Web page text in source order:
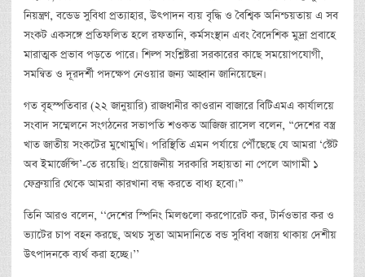
নিয়ন্ত্রণ, বন্ডেড সুবিধা প্রত্যাহার, উৎপাদন ব্যয় বৃদ্ধি ও বৈশ্বিক অনিশ্চয়তায় এ সব
সংকট একসঙ্গে প্রতিফলিত হলে রফতানি, কর্মসংস্থান এবং বৈদেশিক মুদ্রা প্রবাহে
মারাত্মক প্রভাব পড়তে পারে। শিল্প সংশ্লিষ্টরা সরকারের কাছে সময়োপযোগী,
সমন্বিত ও দূরদর্শী পদক্ষেপ নেওয়ার জন্য আহ্বান জানিয়েছেন।
গত বৃহস্পতিবার (২২ জানুয়ারি) রাজধানীর কাওরান বাজারে বিটিএমএ কার্যালয়ে
সংবাদ সম্মেলনে সংগঠনের সভাপতি শওকত আজিজ রাসেল বলেন, “দেশের বস্ত্র
খাত জাতীয় সংকটের মুখোমুখি। পরিস্থিতি এমন পর্যায়ে পৌঁছেছে যে আমরা ‘স্টেট
অব ইমার্জেন্সি’-তে রয়েছি। প্রয়োজনীয় সরকারি সহায়তা না পেলে আগামী ১
ফেব্রুয়ারি থেকে আমরা কারখানা বন্ধ করতে বাধ্য হবো।”
তিনি আরও বলেন, ‘‘দেশের স্পিনিং মিলগুলো করপোরেট কর, টার্নওভার কর ও
ভ্যাটের চাপ বহন করছে, অথচ সুতা আমদানিতে বন্ড সুবিধা বজায় থাকায় দেশীয়
উৎপাদনকে ব্যর্থ করা হচ্ছে।’’